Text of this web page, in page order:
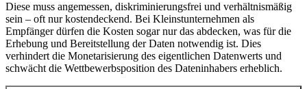
Diese muss angemessen, diskriminierungsfrei und verhältnismäßig
sein – oft nur kostendeckend. Bei Kleinstunternehmen als
Empfänger dürfen die Kosten sogar nur das abdecken, was für die
Erhebung und Bereitstellung der Daten notwendig ist. Dies
verhindert die Monetarisierung des eigentlichen Datenwerts und
schwächt die Wettbewerbsposition des Dateninhabers erheblich.